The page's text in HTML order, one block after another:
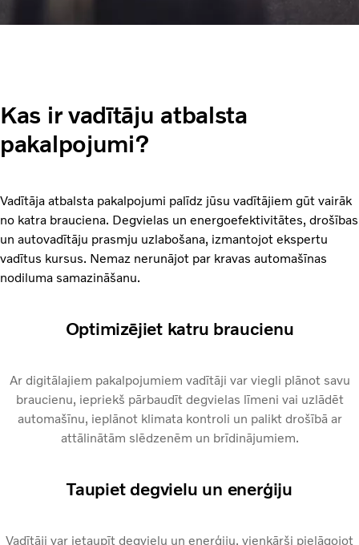
Kas ir vadītāju atbalsta
pakalpojumi?
Vadītāja atbalsta pakalpojumi palīdz jūsu vadītājiem gūt vairāk
no katra brauciena. Degvielas un energoefektivitātes, drošības
un autovadītāju prasmju uzlabošana, izmantojot ekspertu
vadītus kursus. Nemaz nerunājot par kravas automašīnas
nodiluma samazināšanu.
Optimizējiet katru braucienu
Ar digitālajiem pakalpojumiem vadītāji var viegli plānot savu
braucienu, iepriekš pārbaudīt degvielas līmeni vai uzlādēt
automašīnu, ieplānot klimata kontroli un palikt drošībā ar
attālinātām slēdzenēm un brīdinājumiem.
Taupiet degvielu un enerģiju
Vadītāji var ietaupīt degvielu un enerģiju, vienkārši pielāgojot